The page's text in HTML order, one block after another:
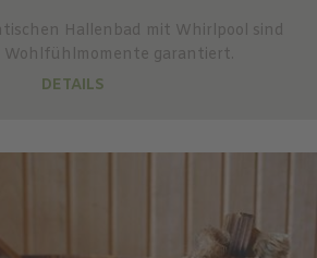
Hallenbad mit Whirlpool sind
Wohlfühlmomente garantiert.
DETAILS